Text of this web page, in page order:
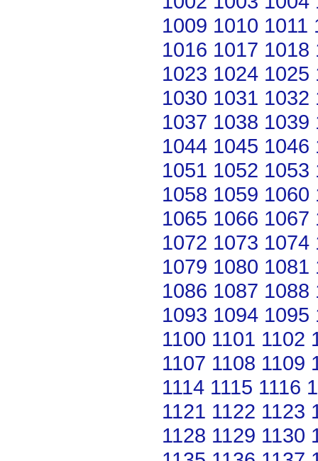
1009 1010 1011
1016 1017 1018
1023 1024 1025
1030 1031 1032
1037 1038 1039
1044 1045 1046
1051 1052 1053
1058 1059 1060
1065 1066 1067
1072 1073 1074
1079 1080 1081
1086 1087 1088
1093 1094 1095
1100 1101 1102
1107 1108 1109
1114 1115 1116
1121 1122 1123
1128 1129 1130